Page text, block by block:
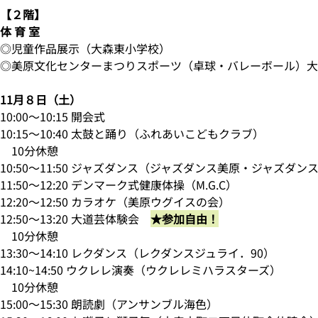
【２階】
体 育 室
◎児童作品展示（大森東小学校）
◎美原文化センターまつりスポーツ（卓球・バレーボール）
11月８日（土）
10:00～10:15 開会式
10:15～10:40 太鼓と踊り（ふれあいこどもクラブ）
10分休憩
10:50～11:50 ジャズダンス（ジャズダンス美原・ジャズダンス
11:50～12:20 デンマーク式健康体操（M.G.C）
12:20～12:50 カラオケ（美原ウグイスの会）
12:50～13:20 大道芸体験会 ★参加自由！
10分休憩
13:30～14:10 レクダンス（レクダンスジュライ．90）
14:10~14:50 ウクレレ演奏（ウクレレミハラスターズ）
10分休憩
15:00～15:30 朗読劇（アンサンブル海色）